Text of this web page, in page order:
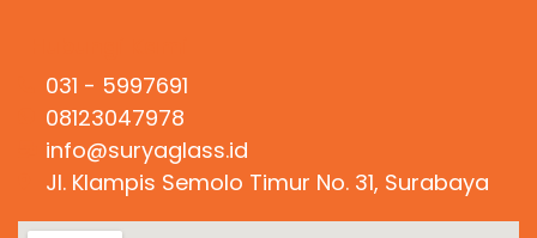
031 - 5997691
08123047978
info@suryaglass.id
Jl. Klampis Semolo Timur No. 31, Surabaya